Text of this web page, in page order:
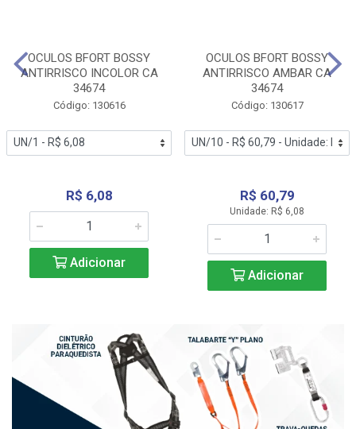
OCULOS BFORT BOSSY
ANTIRRISCO INCOLOR CA
34674
Código: 130616
R$ 6,08
Adicionar
OCULOS BFORT BOSSY
ANTIRRISCO AMBAR CA
34674
Código: 130617
R$ 60,79
Unidade: R$ 6,08
Adicionar